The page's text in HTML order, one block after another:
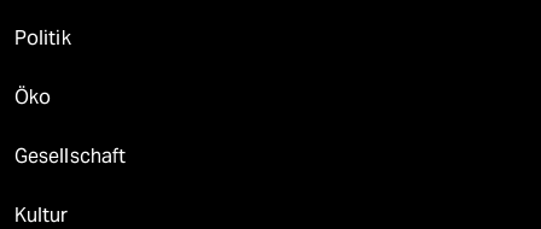
Politik
Öko
Gesellschaft
Kultur